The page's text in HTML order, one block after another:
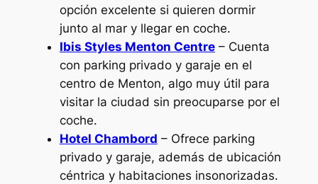
opción excelente si quieren dormir
junto al mar y llegar en coche.
Ibis Styles Menton Centre– Cuenta
con parking privado y garaje en el
centro de Menton, algo muy útil para
visitar la ciudad sin preocuparse por el
coche.
Hotel Chambord – Ofrece parking
privado y garaje, además de ubicación
céntrica y habitaciones insonorizadas.